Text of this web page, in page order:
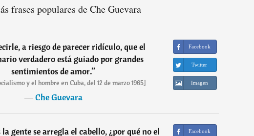
frases populares de Che Guevara
a riesgo de parecer ridículo, que el
verdadero está guiado por grandes
sentimientos de amor.”
y el hombre en Cuba, del 12 de marzo 1965]
―Che Guevara
Facebook
Twitter
Imagen
la gente se arregla el cabello, ¿por qué no el
Facebook